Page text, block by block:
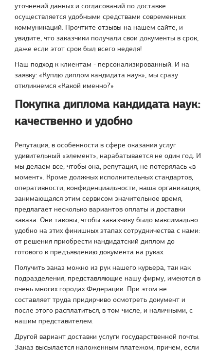
уточнений данных и согласований по доставке
осуществляется удобными средствами современных
коммуникаций. Прочтите отзывы на нашем сайте, и
увидите, что заказчики получали свои документы в срок,
даже если этот срок был всего неделя!
Наш подход к клиентам - персонализированный. И на
заявку: «Куплю диплом кандидата наук», мы сразу
откликнемся «Какой именно?»
Покупка диплома кандидата наук:
качественно и удобно
Репутация, в особенности в сфере оказания услуг
удивительный «элемент», нарабатывается не один год. И
мы делаем все, чтобы она, репутация, не потерялась «в
момент». Кроме должных исполнительных стандартов,
оперативности, конфиденциальности, наша организация,
занимающаяся этим сервисом значительное время,
предлагает несколько вариантов оплаты и доставки
заказа. Они таковы, чтобы заказчику было максимально
удобно на этих финишных этапах сотрудничества с нами:
от решения приобрести кандидатский диплом до
готового к предъявлению документа на руках.
Получить заказ можно из рук нашего курьера, так как
подразделения, представляющие нашу фирму, имеются в
очень многих городах Федерации. При этом не
составляет труда придирчиво осмотреть документ и
после этого расплатиться, в том числе, и наличными, с
нашим представителем.
Другой вариант доставки услуги государственной почты.
Заказ высылается наложенным платежом, причем, если